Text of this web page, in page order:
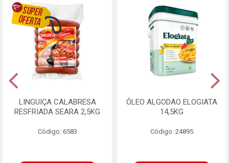
LINGUIÇA CALABRESA
RESFRIADA SEARA 2,5KG
Código: 6583
ÓLEO ALGODAO ELOGIATA
14,5KG
Código: 24895